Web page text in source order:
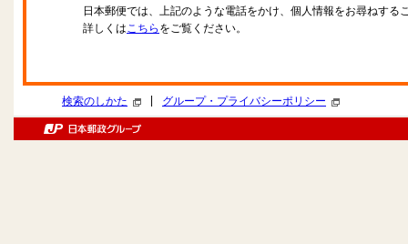
日本郵便では、上記のような電話をかけ、個人情報をお尋ねする
詳しくはこちら をご覧ください。
検索のしかた グループ・プライバシーポリシー